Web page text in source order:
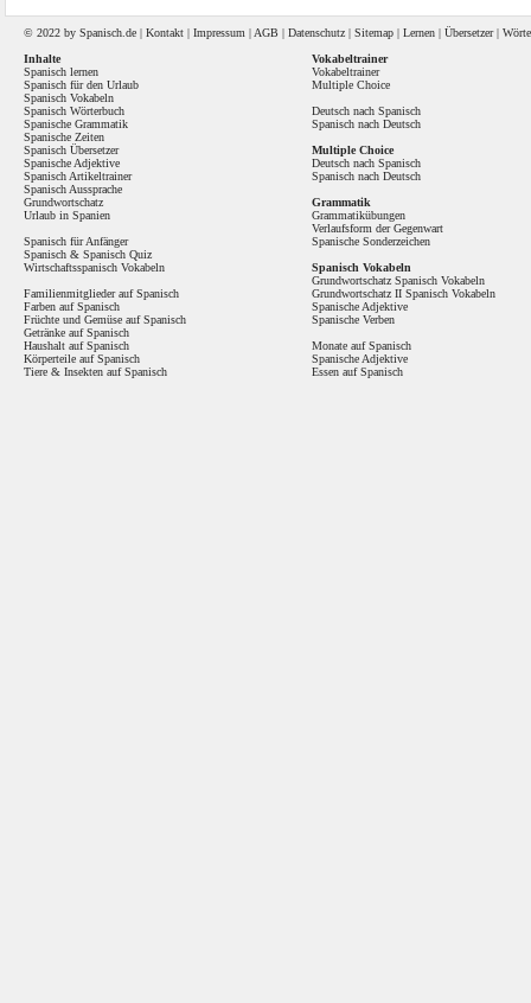
© 2022 by Spanisch .de | Kontakt | Impressum | AGB | Datenschutz | Sitemap | Lernen | Übersetzer|
Inhalte
Spanisch lernen
Spanisch für den Urlaub
Spanisch Vokabeln
Spanisch Wörterbuch
Spanische Grammatik
Spanische Zeiten
Spanisch Übersetzer
Spanische Adjektive
Spanisch Artikeltrainer
Spanisch Aussprache
Grundwortschatz
Urlaub in Spanien
Spanisch für Anfänger
Spanisch & Spanisch Quiz
Wirtschaftsspanisch Vokabeln
Familienmitglieder auf Spanisch
Farben auf Spanisch
Früchte und Gemüse auf Spanisch
Getränke auf Spanisch
Haushalt auf Spanisch
Körperteile auf Spanisch
Tiere & Insekten auf Spanisch
Vokabeltrainer
Vokabeltrainer
Multiple Choice
Deutsch nach Spanisch
Spanisch nach Deutsch
Multiple Choice
Deutsch nach Spanisch
Spanisch nach Deutsch
Grammatik
Grammatikübungen
Verlaufsform der Gegenwart
Spanische Sonderzeichen
Spanisch Vokabeln
Grundwortschatz Spanisch Vokabeln
Grundwortschatz II Spanisch Vokabeln
Spanische Adjektive
Spanische Verben
Monate auf Spanisch
Spanische Adjektive
Essen auf Spanisch